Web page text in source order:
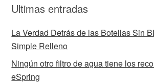
Ultimas entradas
La Verdad Detrás de las Botellas Sin
Simple Relleno
Ningún otro filtro de agua tiene los
eSpring